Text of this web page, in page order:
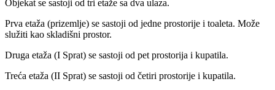
Objekat se sastoji od tri etaže sa dva ulaza.
Prva etaža (prizemlje) se sastoji od jedne prostorije i toaleta. Može
služiti kao skladišni prostor.
Druga etaža (I Sprat) se sastoji od pet prostorija i kupatila.
Treća etaža (II Sprat) se sastoji od četiri prostorije i kupatila.